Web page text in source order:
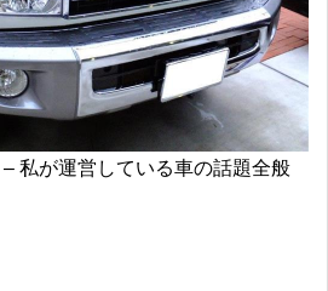
– 私が運営している車の話題全般